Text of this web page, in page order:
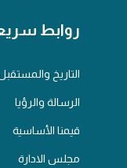
روابط
التاريخ
الرسالة والرؤيا
قيمنا الأساسية
مجلس الادارة